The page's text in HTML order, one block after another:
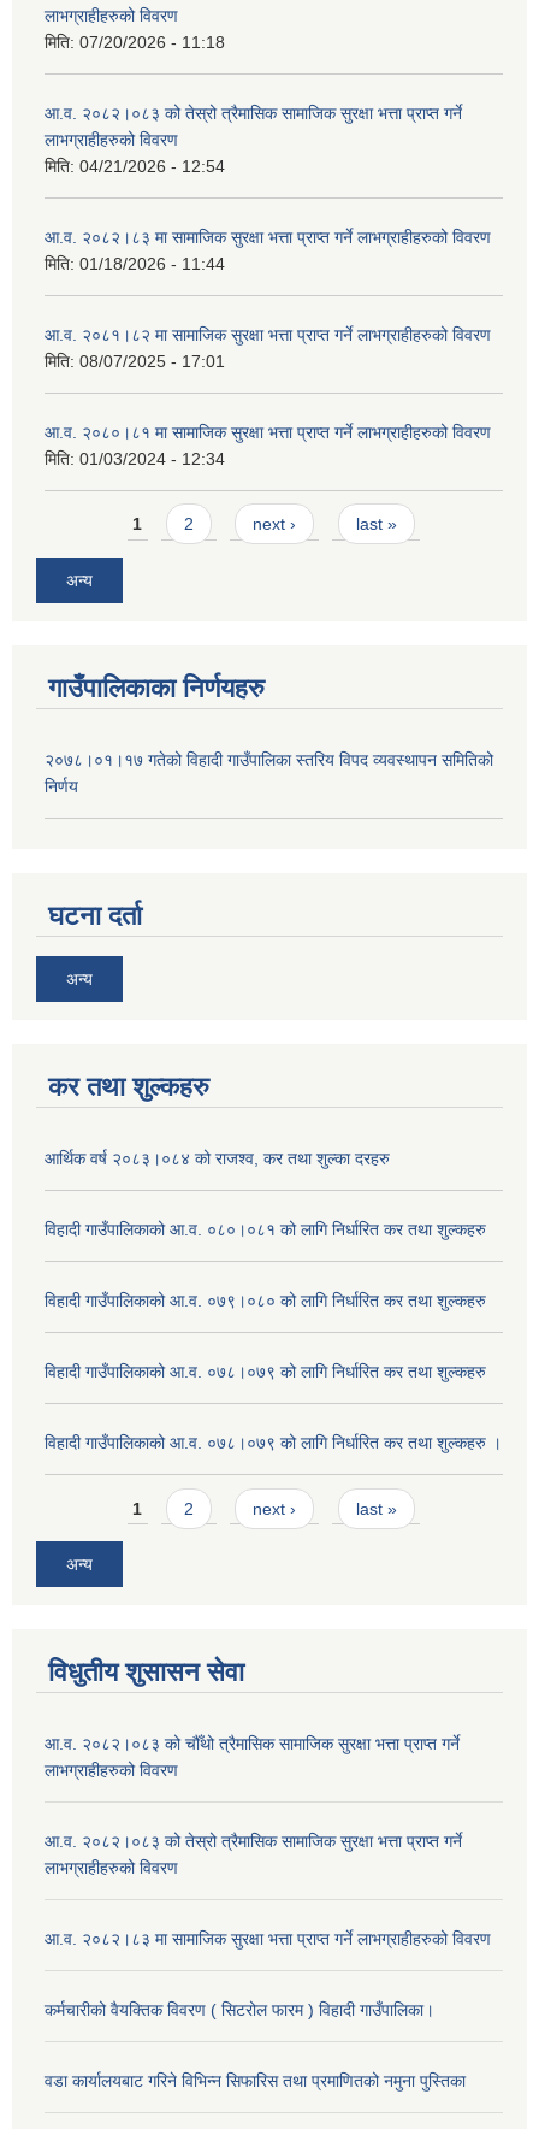
लाभग्राहीहरुको विवरण
मिति: 07/20/2026 - 11:18
आ.व. २०८२।०८३ को तेस्रो त्रैमासिक सामाजिक सुरक्षा भत्ता प्राप्त गर्ने
लाभग्राहीहरुको विवरण
मिति: 04/21/2026 - 12:54
आ.व. २०८२।८३ मा सामाजिक सुरक्षा भत्ता प्राप्त गर्ने लाभग्राहीहरुको विवरण
मिति: 01/18/2026 - 11:44
आ.व. २०८१।८२ मा सामाजिक सुरक्षा भत्ता प्राप्त गर्ने लाभग्राहीहरुको विवरण
मिति: 08/07/2025 - 17:01
आ.व. २०८०।८१ मा सामाजिक सुरक्षा भत्ता प्राप्त गर्ने लाभग्राहीहरुको विवरण
मिति: 01/03/2024 - 12:34
Pages1 2 next › last »
अन्य
गाउँपालिकाका निर्णयहरु
२०७८।०१।१७ गतेको विहादी गाउँपालिका स्तरिय विपद व्यवस्थापन समितिको
निर्णय
घटना दर्ता
अन्य
कर तथा शुल्कहरु
आर्थिक वर्ष २०८३।०८४ को राजश्व, कर तथा शुल्का दरहरु
विहादी गाउँपालिकाको आ.व. ०८०।०८१ को लागि निर्धारित कर तथा शुल्कहरु
विहादी गाउँपालिकाको आ.व. ०७९।०८० को लागि निर्धारित कर तथा शुल्कहरु
विहादी गाउँपालिकाको आ.व. ०७८।०७९ को लागि निर्धारित कर तथा शुल्कहरु
विहादी गाउँपालिकाको आ.व. ०७८।०७९ को लागि निर्धारित कर तथा शुल्कहरु ।
Pages1 2 next › last »
अन्य
विधुतीय शुसासन सेवा
आ.व. २०८२।०८३ को चौँथो त्रैमासिक सामाजिक सुरक्षा भत्ता प्राप्त गर्ने
लाभग्राहीहरुको विवरण
आ.व. २०८२।०८३ को तेस्रो त्रैमासिक सामाजिक सुरक्षा भत्ता प्राप्त गर्ने
लाभग्राहीहरुको विवरण
आ.व. २०८२।८३ मा सामाजिक सुरक्षा भत्ता प्राप्त गर्ने लाभग्राहीहरुको विवरण
कर्मचारीको वैयक्तिक विवरण ( सिटरोल फारम ) विहादी गाउँपालिका।
वडा कार्यालयबाट गरिने विभिन्न सिफारिस तथा प्रमाणितको नमुना पुस्तिका